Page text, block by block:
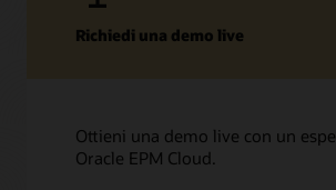
Richiedi una demo live
Ottieni una demo live con un
Oracle EPM Cloud.